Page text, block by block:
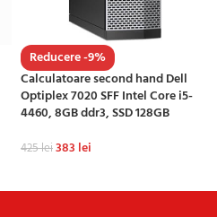
Reducere -9%
Calculatoare second hand Dell
Optiplex 7020 SFF Intel Core i5-
4460, 8GB ddr3, SSD 128GB
425lei383 lei